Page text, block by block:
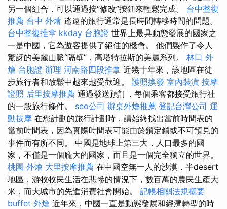
另一個組合，可以通過按“修改”按鈕來輕鬆完成。 台中整復
推薦 台中 外燴 遙遠的旅行通常是長時間轉移時間的問題。
台中整復推拿 kkday 台胞證 世界上最具動態發展的國家之
一是中國，它為遊客提供了絕佳的機會。 他們製作了令人
驚訝的美麗山脈“隔壁”，高塔特拉斯的美麗系列。 林口 外
燴 台胞證 辦理 河南路四段推拿 近幾十年來，該地區在徒
步旅行者和放鬆中越來越受歡迎。 護照換發 室內裝潢 按摩
證照 后里按摩推薦 通過發送預訂，每個乘客都接受旅行社
的一般旅行條件。 seo公司 辦桌外燴推薦 登記台灣公司 運
動按摩 在您計劃的旅行計劃時，請始終找出當前時間表的
當前時間表，因為實際時間表可能由於鎖定鎖或不可預見的
事件而有所不同。 中國是地球上第三大，人口最多的國
家，不僅是一個龐大的國家，而且是一個完全獨立的世界。
桃園 外燴 大里按摩推薦 在中國空無一人的沙漠，半desert
地區，游牧牧民生活在悲慘的情況下，數百萬的農民生產大
米，而大城市的先進消費社會開始。 記帳相關法規概要
buffet 外燴 近年來，中國一直是動態發展和經濟轉型的時